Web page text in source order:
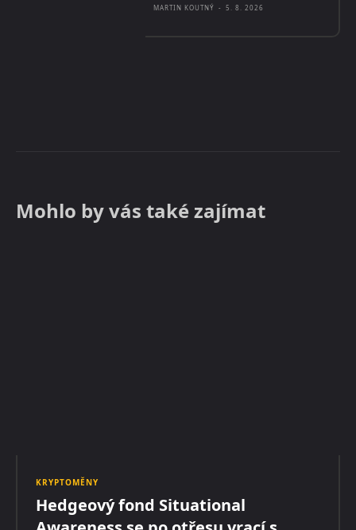
MARTIN KOUTNÝ - 5. 8. 2026
Mohlo by vás také zajímat
KRYPTOMĚNY
Hedgeový fond Situational